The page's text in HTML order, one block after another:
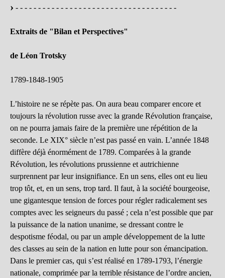
- - - - - - - - - - - - - - - - - - - - - - - - - - - - - - - - - - - -
Extraits de "Bilan et Perspectives"
de Léon Trotsky
1789-1848-1905
L’histoire ne se répète pas. On aura beau comparer encore et
toujours la révolution russe avec la grande Révolution française,
on ne pourra jamais faire de la première une répétition de la
seconde. Le XIX° siècle n’est pas passé en vain. L’année 1848
diffère déjà énormément de 1789. Comparées à la grande
Révolution, les révolutions prussienne et autrichienne
surprennent par leur insignifiance. En un sens, elles ont eu lieu
trop tôt, et, en un sens, trop tard. Il faut, à la société bourgeoise,
une gigantesque tension de forces pour régler radicalement ses
comptes avec les seigneurs du passé ; cela n’est possible que par
la puissance de la nation unanime, se dressant contre le
despotisme féodal, ou par un ample développement de la lutte
des classes au sein de la nation en lutte pour son émancipation.
Dans le premier cas, qui s’est réalisé en 1789-1793, l’énergie
nationale, comprimée par la terrible résistance de l’ordre ancien,